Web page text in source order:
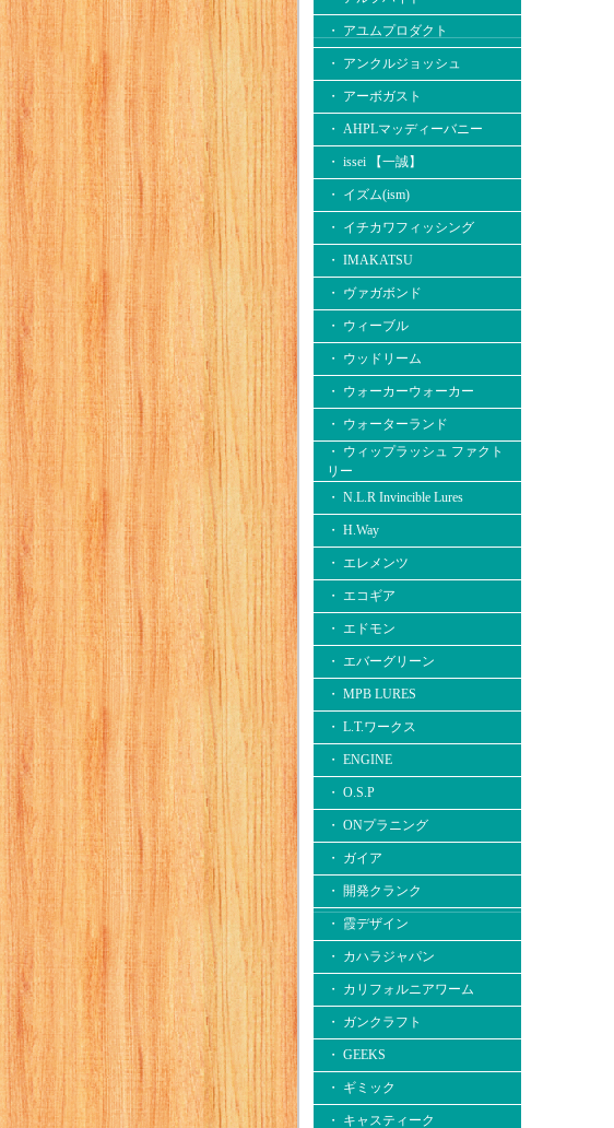
・ アユムプロダクト
・ アンクルジョッシュ
・ アーボガスト
・ AHPLマッディーバニー
・ issei 【一誠】
・ イズム(ism)
・ イチカワフィッシング
・ IMAKATSU
・ ヴァガボンド
・ ウィーブル
・ ウッドリーム
・ ウォーカーウォーカー
・ ウォーターランド
・ ウィップラッシュ ファクト
リー
・ N.L.R Invincible Lures
・ H.Way
・ エレメンツ
・ エコギア
・ エドモン
・ エバーグリーン
・ MPB LURES
・ L.T.ワークス
・ ENGINE
・ O.S.P
・ ONプラニング
・ ガイア
・ 開発クランク
・ 霞デザイン
・ カハラジャパン
・ カリフォルニアワーム
・ ガンクラフト
・ GEEKS
・ ギミック
・ キャスティーク